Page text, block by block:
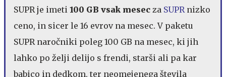
SUPR je imeti 100 GB vsak mesec za SUPR nizko
ceno, in sicer le 16 evrov na mesec. V paketu
SUPR naročniki poleg 100 GB na mesec, ki jih
lahko po želji delijo s frendi, starši ali pa kar
babico in dedkom, ter neomejenega števila